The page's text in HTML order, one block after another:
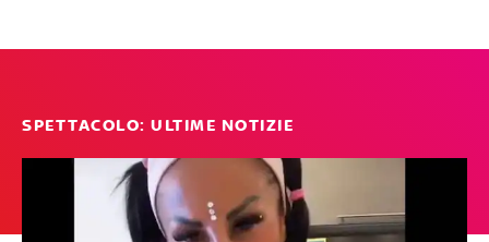
SPETTACOLO: ULTIME NOTIZIE